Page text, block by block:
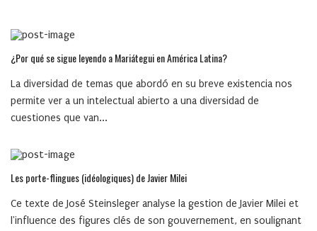
¿Por qué se sigue leyendo a Mariátegui en América Latina?
La diversidad de temas que abordó en su breve existencia nos
permite ver a un intelectual abierto a una diversidad de
cuestiones que van...
Les porte-flingues (idéologiques) de Javier Milei
Ce texte de José Steinsleger analyse la gestion de Javier Milei et
l'influence des figures clés de son gouvernement, en soulignant